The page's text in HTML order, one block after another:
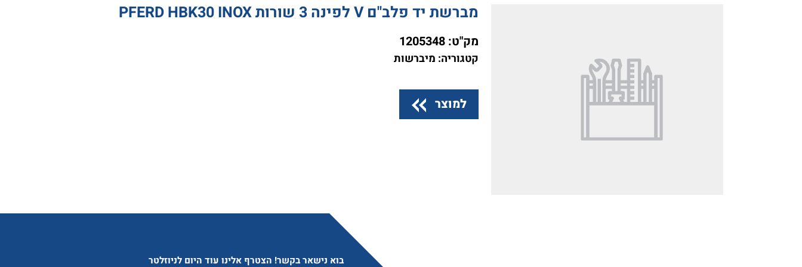
מברשת יד פלב"ם V לפינה 3 שורות PFERD HBK30 INOX
מק"ט: 1205348
קטגוריה: מיברשות
למוצר
בוא נישאר בקשר! הצטרף אלינו עוד היום לניוזלטר